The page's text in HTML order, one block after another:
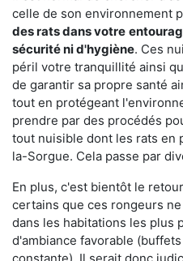
celle de son environnement
des rats dans votre
sécurité ni d'hygiène. Ces
péril votre tranquillité ainsi
de garantir sa propre santé
tout en protégeant
prendre par des procédés
tout nuisible dont les rats en
la-Sorgue. Cela passe par
En plus, c'est bientôt le
certains que ces rongeurs
dans les habitations les plus
d'ambiance favorable